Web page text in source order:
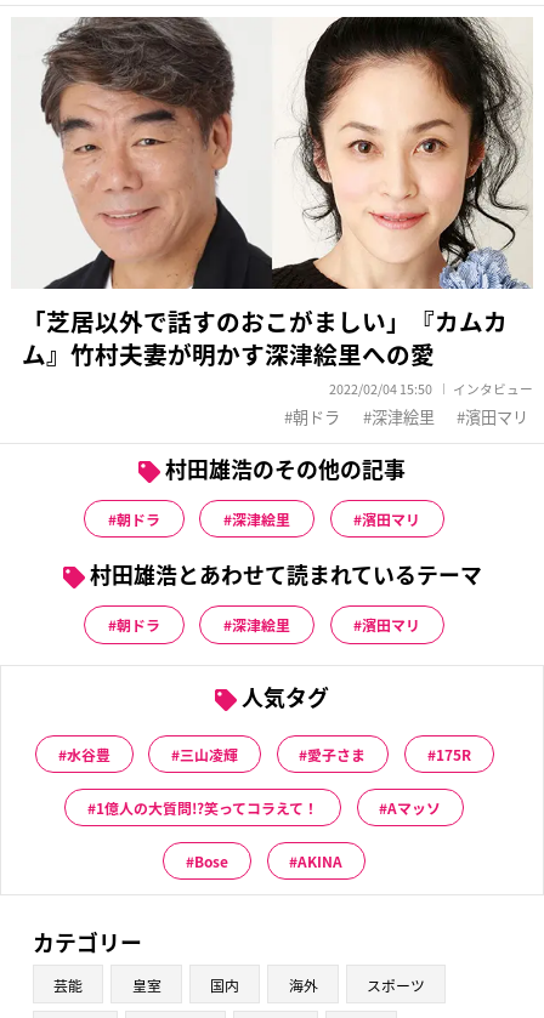
「芝居以外で話すのおこがましい」『カムカ
ム』竹村夫妻が明かす深津絵里への愛
2022/02/04 15:50 インタビュー
朝ドラ 深津絵里 濱田マリ
村田雄浩のその他の記事
朝ドラ 深津絵里 濱田マリ
村田雄浩とあわせて読まれているテーマ
朝ドラ 深津絵里 濱田マリ
人気タグ
水谷豊 三山凌輝 愛子さま 175R
1億人の大質問!?笑ってコラえて！ Aマッソ
Bose AKINA
カテゴリー
芸能 皇室 国内 海外 スポーツ